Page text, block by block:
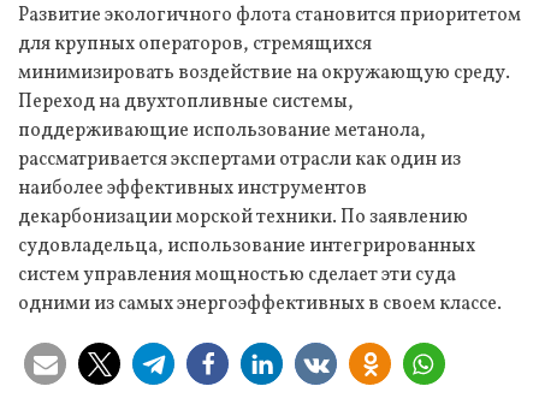
Развитие экологичного флота становится приоритетом
для крупных операторов, стремящихся
минимизировать воздействие на окружающую среду.
Переход на двухтопливные системы,
поддерживающие использование метанола,
рассматривается экспертами отрасли как один из
наиболее эффективных инструментов
декарбонизации морской техники. По заявлению
судовладельца, использование интегрированных
систем управления мощностью сделает эти суда
одними из самых энергоэффективных в своем классе.